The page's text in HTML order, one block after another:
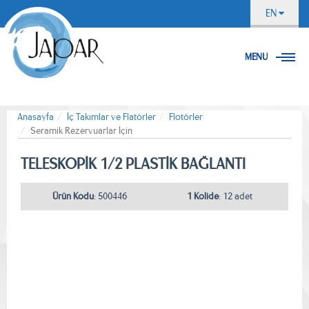
EN
MENU
Anasayfa İç Takımlar ve Flatörler
Flotörler
Seramik Rezervuarlar İçin
TELESKOPİK 1/2 PLASTİK BAĞLANTI
Ürün Kodu: 500446 1 Kolide: 12 adet